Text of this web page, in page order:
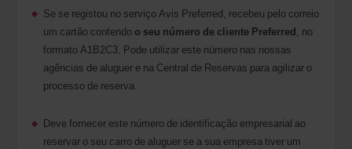
Se se registou no serviço Avis Preferred, recebeu pelo correio
um cartão contendo o seu número de cliente Preferred, no
formato A1B2C3. Pode utilizar este número nas nossas
agências de aluguer e na Central de Reservas para agilizar o
processo de reserva.
Deve fornecer este número de identificação empresarial ao
reservar o seu carro de aluguer se a sua empresa tiver um